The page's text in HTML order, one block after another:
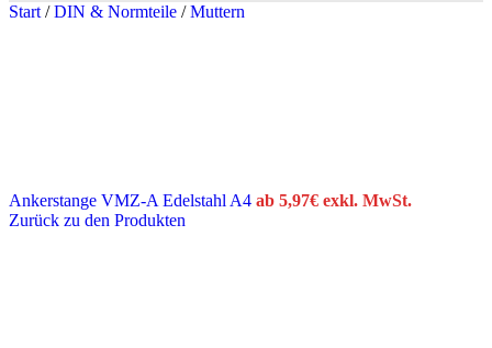
Start / DIN & Normteile / Muttern
Ankerstange VMZ-A Edelstahl A4 ab 5,97€ exkl. MwSt.
Zurück zu den Produkten